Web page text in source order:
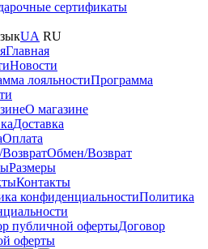
сертификаты
UA RU
Главная
Новости
Программа
О магазине
Доставка
Оплата
Обмен/Возврат
Размеры
Контакты
Политика
Договор
оферты